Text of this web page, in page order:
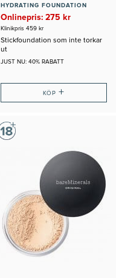
HYDRATING FOUNDATION
STICK SPF 25
Onlinepris: 275 kr
Klinikpris 459 kr
Stickfoundation som inte torkar
ut
JUST NU: 40% RABATT
KÖP +